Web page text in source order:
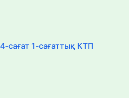
сағат 1-сағаттық КТП